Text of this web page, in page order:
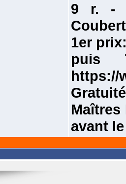
9 r. -
1er
puis
https://
avant